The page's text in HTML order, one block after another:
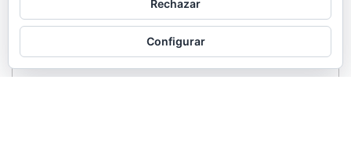
Rechazar
Configurar